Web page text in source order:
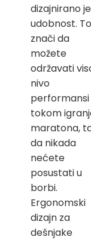
dizajnirano
udobnost. To
znači da
možete
održavati
nivo
performansi
tokom
maratona,
da nikada
nećete
posustati u
borbi.
Ergonomski
dizajn za
dešnjake